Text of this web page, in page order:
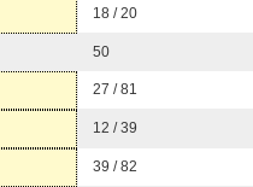
18 / 20
50
27 / 81
12 / 39
39 / 82